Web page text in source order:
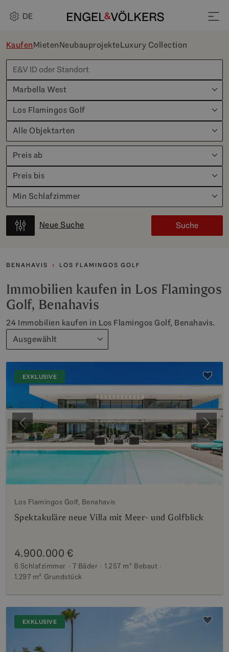
DE
KaufenMietenNeubauprojekteLuxury Collection
Marbella West
Los Flamingos Golf
Alle Objektarten
Preis ab
Preis bis
Min Schlafzimmer
Neue Suche Suche
BENAHAVIS LOS FLAMINGOS GOLF
Immobilien kaufen in Los Flamingos
Golf, Benahavis
24 Immobilien kaufen in Los Flamingos Golf, Benahavis.
Ausgewählt
EXKLUSIVE
Vorherige
Los Flamingos Golf, Benahavis
Spektakuläre neue Villa mit Meer- und Golfblick
4.900.000 €
6 Schlafzimmer 7 Bäder 1.257 m² Bebaut
1.297 m² Grundstück
EXKLUSIVE